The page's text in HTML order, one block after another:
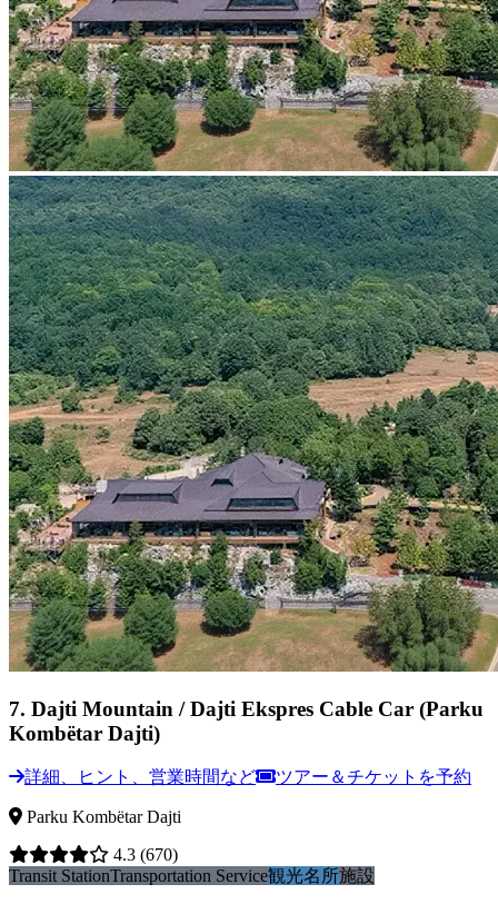
7. Dajti Mountain / Dajti Ekspres Cable Car (Parku
Kombëtar Dajti)
詳細、ヒント、営業時間など ツアー＆チケットを予約
Parku Kombëtar Dajti
4.3 (670)
Transit StationTransportation Service観光名所施設